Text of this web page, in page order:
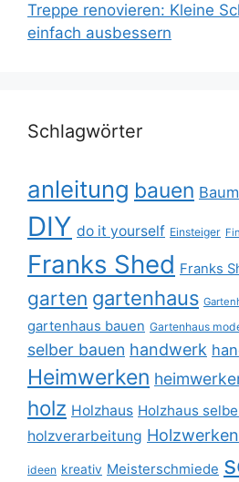
Treppe renovieren: Kleine
einfach ausbessern
Schlagwörter
anleitung bauen
DIY do it yourself Einsteiger
Franks Shed Franks
garten gartenhaus
gartenhaus bauen Gartenhaus
selber bauen handwerk
Heimwerken
holz Holzhaus Holzhaus
holzverarbeitung Holzwerken
ideen kreativ Meisterschmiede